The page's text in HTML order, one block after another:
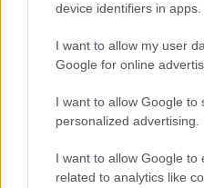
device identifiers in apps.
I want to allow my user
Google for online
I want to allow Google to
personalized advertising.
I want to allow Google to
related to analytics like